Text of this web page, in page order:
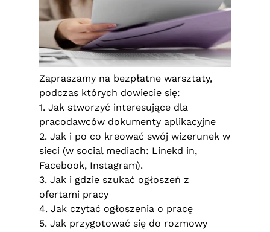
Zapraszamy na bezpłatne warsztaty,
podczas których dowiecie się:
1. Jak stworzyć interesujące dla
pracodawców dokumenty aplikacyjne
2. Jak i po co kreować swój wizerunek w
sieci (w social mediach: Linekd in,
Facebook, Instagram).
3. Jak i gdzie szukać ogłoszeń z
ofertami pracy
4. Jak czytać ogłoszenia o pracę
5. Jak przygotować się do rozmowy